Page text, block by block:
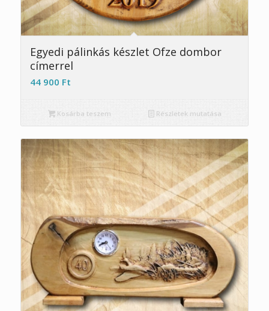
Egyedi pálinkás készlet Ofze dombor
címerrel
44 900 Ft
Kosárba teszem Részletek mutatása